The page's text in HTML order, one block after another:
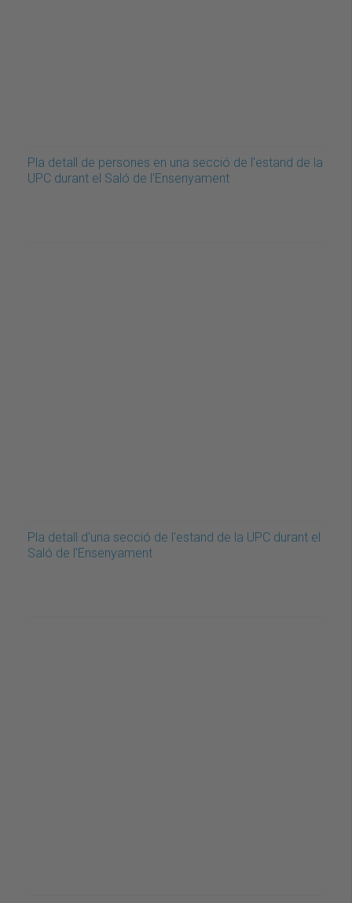
Pla detall de persones en una secció de l'estand de la
UPC durant el Saló de l'Ensenyament
Pla detall d'una secció de l'estand de la UPC durant el
Saló de l'Ensenyament